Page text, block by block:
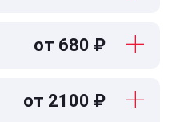
от 680 ₽
от 2100 ₽